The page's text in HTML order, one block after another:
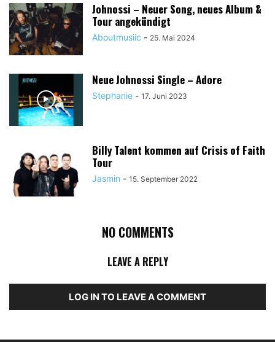
Johnossi – Neuer Song, neues Album &
Tour angekündigt
Aboutmusiic - 25. Mai 2024
Neue Johnossi Single – Adore
Stephanie - 17. Juni 2023
Billy Talent kommen auf Crisis of Faith
Tour
Jasmin - 15. September 2022
NO COMMENTS
LEAVE A REPLY
LOG IN TO LEAVE A COMMENT